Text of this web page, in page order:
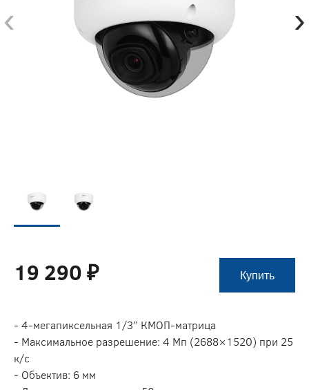
‹ ›
19 290 ₽ Купить
- 4-мегапиксельная 1/3” КМОП-матрица
- Максимальное разрешение: 4 Мп (2688×1520) при 25
к/с
- Объектив: 6 мм